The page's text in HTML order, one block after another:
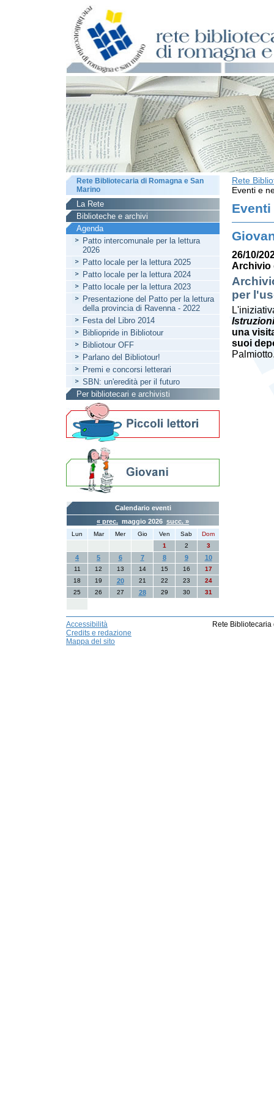
Rete
Eventi e
Eventi
26/10/
Archivio
per
una
suoi
Rete Bibliotecaria di Romagna e San
Marino
La Rete
Biblioteche e archivi
Agenda
Patto intercomunale per la lettura
2026
Patto locale per la lettura 2025
Patto locale per la lettura 2024
Patto locale per la lettura 2023
Presentazione del Patto per la lettura
della provincia di Ravenna - 2022
Festa del Libro 2014
Bibliopride in Bibliotour
Bibliotour OFF
Parlano del Bibliotour!
Premi e concorsi letterari
SBN: un'eredità per il futuro
Per bibliotecari e archivisti
Calendario eventi
« prec. maggio 2026 succ. »
Lun Mar Mer Gio Ven Sab
Dom
1
2 3
4 5 6 7 8 9 10
11 12 13 14 15 16
17
18
19 20 21 22 23
24
25
26 27 28 29 30 31
Accessibilità
Credits e redazione
Mappa del sito
Rete